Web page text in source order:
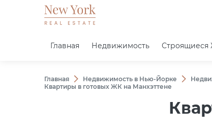
Главная Недвижимость
Главная Недвижимость в Нью-Йорке
Квартиры в готовых ЖК на Манхэттене